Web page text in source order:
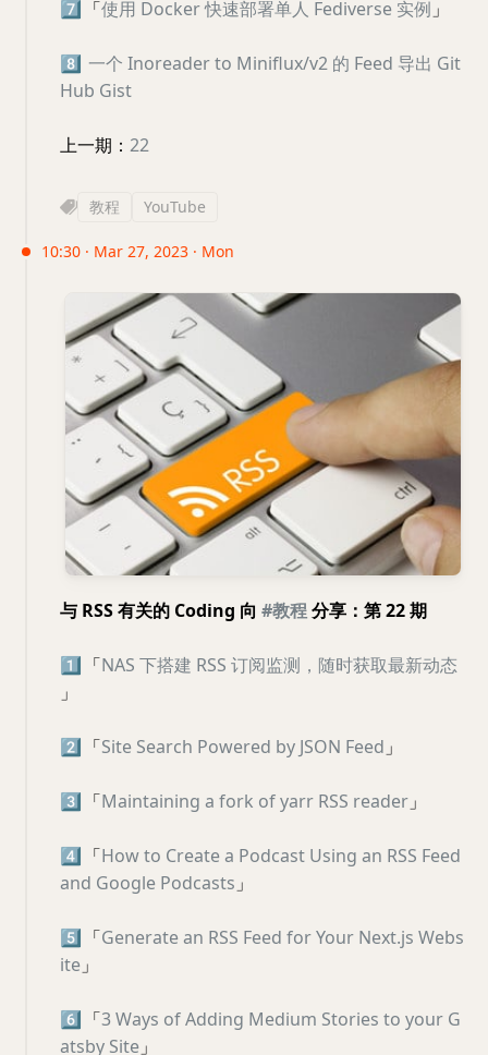
7️⃣ 「使用 Docker 快速部署单人 Fediverse 实例 」
8️⃣ 一个 Inoreader to Miniflux/v2 的 Feed 导出 Git
Hub Gist
上一期： 22
教程 YouTube
10:30 · Mar 27, 2023 · Mon
与 RSS 有关的 Coding 向 #教程分享：第 22 期
1️⃣ 「NAS 下搭建 RSS 订阅监测，随时获取最新动态
」
2️⃣ 「Site Search Powered by JSON Feed 」
3️⃣ 「Maintaining a fork of yarr RSS reader 」
4️⃣ 「How to Create a Podcast Using an RSS Feed
and Google Podcasts 」
5️⃣ 「Generate an RSS Feed for Your Next.js Webs
ite 」
6️⃣ 「3 Ways of Adding Medium Stories to your G
atsby Site 」